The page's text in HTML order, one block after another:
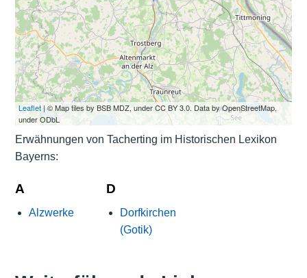
Leaflet| © Map tiles by BSB MDZ, under CC BY 3.0. Data by OpenStreetMap,
under ODbL
Erwähnungen von Tacherting im Historischen Lexikon
Bayerns:
A
Alzwerke
D
Dorfkirchen
(Gotik)